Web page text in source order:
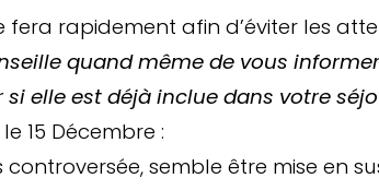
fera rapidement afin d’éviter les
quand même de vous
si elle est déjà inclue dans votre
15 Décembre :
controversée, semble être mise en